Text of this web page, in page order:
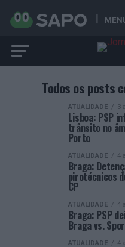
Todos os posts
ATUALIDADE 3
Lisboa: PSP
trânsito no
Porto
ATUALIDADE 4
Braga:
pirotécnicos
CP
ATUALIDADE 4
Braga: PSP
Braga vs.
ATUALIDADE 4